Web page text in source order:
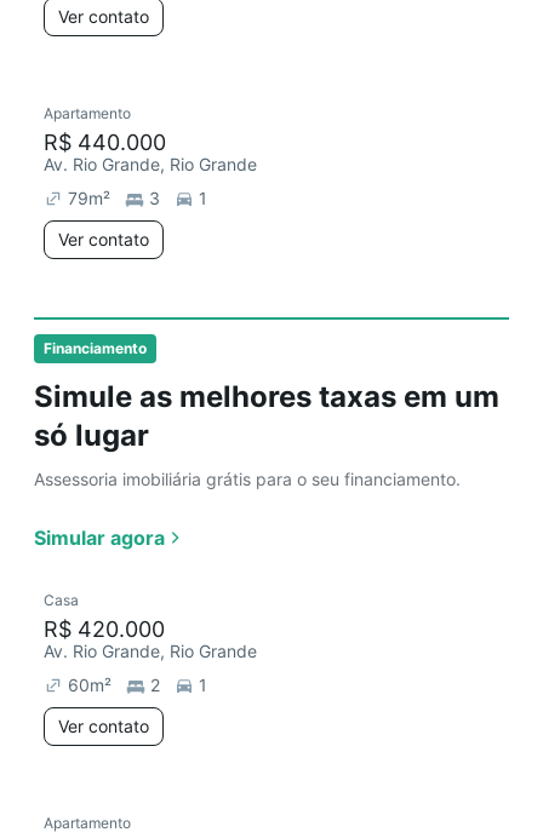
Financiamento
Simule as melhores taxas em um
só lugar
Assessoria imobiliária grátis para o seu financiamento.
Simular agora
Ver contato
Apartamento
R$ 440.000
Av. Rio Grande, Rio Grande
79m² 3
1
Ver contato
Casa
R$ 420.000
Av. Rio Grande, Rio Grande
60m² 2
1
Ver contato
Apartamento